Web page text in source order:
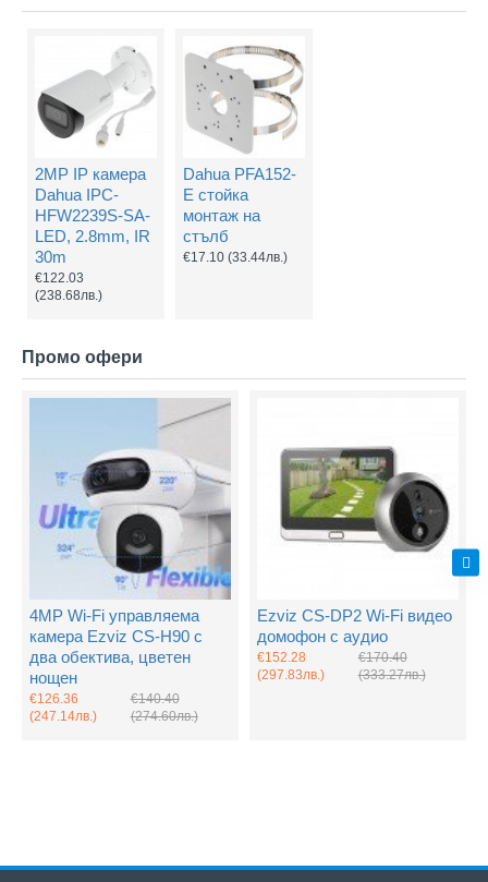
2MP IP камера
Dahua IPC-
HFW2239S-SA-
LED, 2.8mm, IR
30m
€122.03
(238.68лв.)
Dahua PFA152-
E стойка
монтаж на
стълб
€17.10 (33.44лв.)
Промо офери
4MP Wi-Fi управляема
камера Ezviz CS-H90 с
два обектива, цветен
нощен
€126.36
(247.14лв.)
€140.40
(274.60лв.)
Ezviz CS-DP2 Wi-Fi видео
домофон с аудио
€152.28
(297.83лв.)
€170.40
(333.27лв.)